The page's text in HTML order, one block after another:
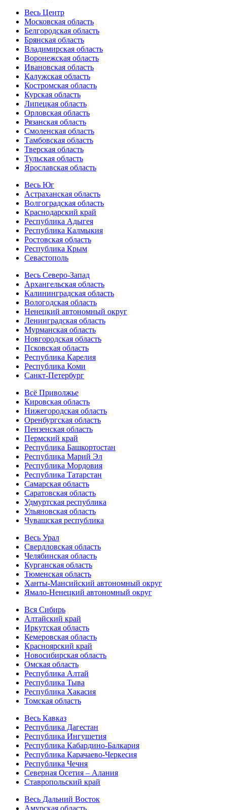
Весь Центр
Московская область
Белгородская область
Брянская область
Владимирская область
Воронежская область
Ивановская область
Калужская область
Костромская область
Курская область
Липецкая область
Орловская область
Рязанская область
Смоленская область
Тамбовская область
Тверская область
Тульская область
Ярославская область
Весь Юг
Астраханская область
Волгоградская область
Краснодарский край
Республика Адыгея
Республика Калмыкия
Ростовская область
Республика Крым
Севастополь
Весь Северо-Запад
Архангельская область
Калининградская область
Вологодская область
Ненецкий автономный округ
Ленинградская область
Мурманская область
Новгородская область
Псковская область
Республика Карелия
Республика Коми
Санкт-Петербург
Всё Приволжье
Кировская область
Нижегородская область
Оренбургская область
Пензенская область
Пермский край
Республика Башкортостан
Республика Марий Эл
Республика Мордовия
Республика Татарстан
Самарская область
Саратовская область
Удмуртская республика
Ульяновская область
Чувашская республика
Весь Урал
Свердловская область
Челябинская область
Курганская область
Тюменская область
Ханты-Мансийский автономный округ
Ямало-Ненецкий автономный округ
Вся Сибирь
Алтайский край
Иркутская область
Кемеровская область
Красноярский край
Новосибирская область
Омская область
Республика Алтай
Республика Тыва
Республика Хакасия
Томская область
Весь Кавказ
Республика Дагестан
Республика Ингушетия
Республика Кабардино-Балкария
Республика Карачаево-Черкесия
Республика Чечня
Северная Осетия – Алания
Ставропольский край
Весь Дальний Восток
Амурская область